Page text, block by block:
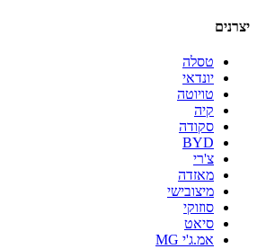
יצרנים
טסלה
יונדאי
טויוטה
קיה
סקודה
BYD
צ'רי
מאזדה
מיצובישי
סוזוקי
סיאט
אמ.ג'י MG